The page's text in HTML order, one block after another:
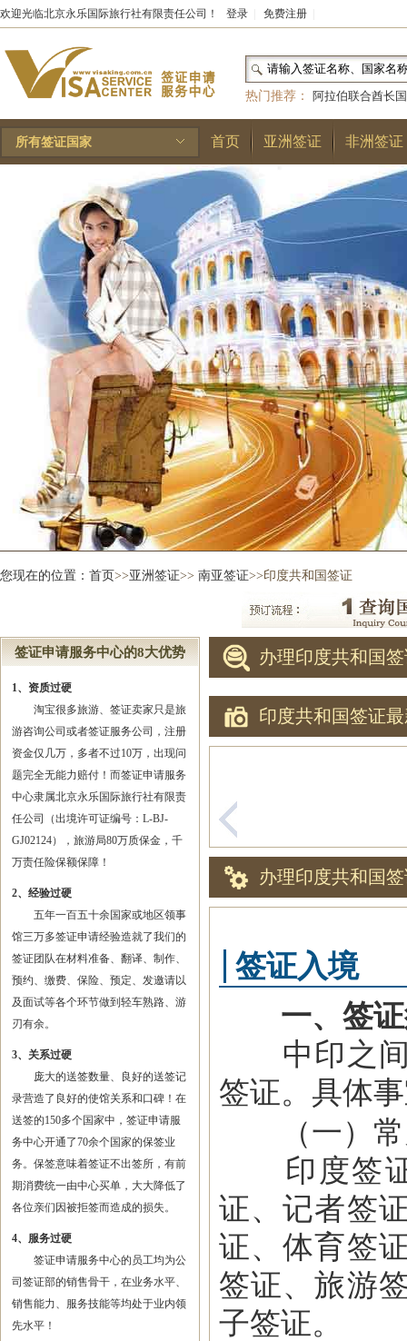
欢迎光临北京永乐国际旅行社有限责任公司！ 登录 免费注册
热门推荐：
阿拉伯联合酋长国
和国|布基纳法索|巴勒斯坦
林王国|安道尔公国|
所有签证国家 首页 亚洲签证 非洲签证
您现在的位置： 首页>>亚洲签证>> 南亚签证>>印度共和国签证
签证申请服务中心的8大优势
1、资质过硬
淘宝很多旅游、签证卖家只是旅
游咨询公司或者签证服务公司，注册
资金仅几万，多者不过10万，出现问
题完全无能力赔付！而签证申请服务
中心隶属北京永乐国际旅行社有限责
任公司（出境许可证编号：L-BJ-
GJ02124），旅游局80万质保金，千
万责任险保额保障！
2、经验过硬
五年一百五十余国家或地区领事
馆三万多签证申请经验造就了我们的
签证团队在材料准备、翻译、制作、
预约、缴费、保险、预定、发邀请以
及面试等各个环节做到轻车熟路、游
刃有余。
3、关系过硬
庞大的送签数量、良好的送签记
录营造了良好的使馆关系和口碑！在
送签的150多个国家中，签证申请服
务中心开通了70余个国家的保签业
务。保签意味着签证不出签所，有前
期消费统一由中心买单，大大降低了
各位亲们因被拒签而造成的损失。
4、服务过硬
签证申请服务中心的员工均为公
司签证部的销售骨干，在业务水平、
销售能力、服务技能等均处于业内领
先水平！
办理印度共和国
印度共和国签证
办理印度共和国
签证入境
一、签
中印之间
签证。具体
（一）常
印度签证
证、记者签
证、体育签
签证、旅游
子签证。